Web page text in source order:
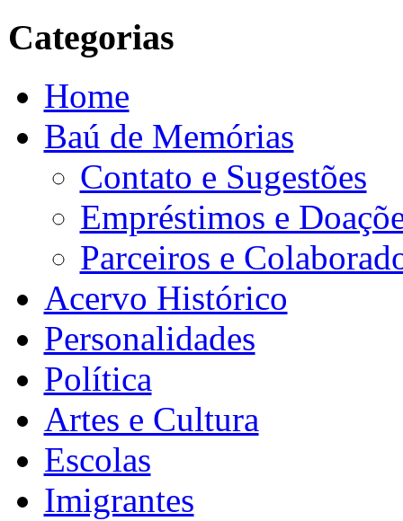
Categorias
Home
Baú de Memórias
Contato e Sugestões
Empréstimos e
Parceiros e
Acervo Histórico
Personalidades
Política
Artes e Cultura
Escolas
Imigrantes